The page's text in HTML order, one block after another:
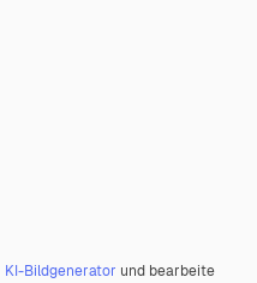
KI-Bildgenerator und bearbeite